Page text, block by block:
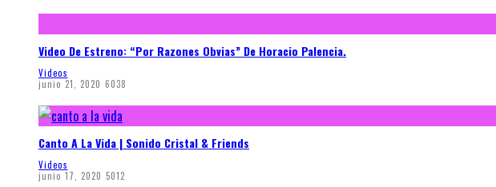
Video De Estreno: “Por Razones Obvias” De Horacio Palencia.
Videos
junio 21, 2020 6038
Canto A La Vida | Sonido Cristal & Friends
Videos
junio 17, 2020 5012